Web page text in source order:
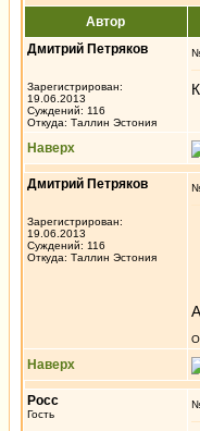
Автор
Дмитрий Петряков
Зарегистрирован:
19.06.2013
Суждений: 116
Откуда: Таллин Эстония
Наверх
Дмитрий Петряков
Зарегистрирован:
19.06.2013
Суждений: 116
Откуда: Таллин Эстония
Наверх
Росс
Гость